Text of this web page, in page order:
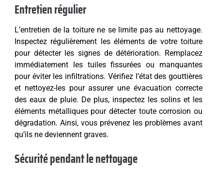
Entretien régulier
L’entretien de la toiture ne se limite pas au nettoyage.
Inspectez régulièrement les éléments de votre toiture
pour détecter les signes de détérioration. Remplacez
immédiatement les tuiles fissurées ou manquantes
pour éviter les infiltrations. Vérifiez l’état des gouttières
et nettoyez-les pour assurer une évacuation correcte
des eaux de pluie. De plus, inspectez les solins et les
éléments métalliques pour détecter toute corrosion ou
dégradation. Ainsi, vous prévenez les problèmes avant
qu’ils ne deviennent graves.
Sécurité pendant le nettoyage